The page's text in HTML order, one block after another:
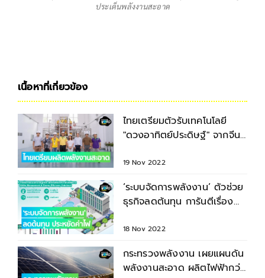
ประเด็นพลังงานสะอาด
เนื้อหาที่เกี่ยวข้อง
ไทยเตรียมตัวรับเทคโนโลยี
"ดวงอาทิตย์ประดิษฐ์" จากจีน
19 Nov 2022
‘ระบบจัดการพลังงาน’ ตัวช่วย
ธุรกิจลดต้นทุน การันตีเรื่อง
18 Nov 2022
กระทรวงพลังงาน เผยแผนดัน
พลังงานสะอาด ผลิตไฟฟ้ากว่า